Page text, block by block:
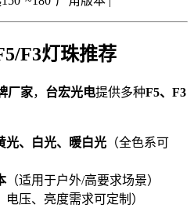
F3灯珠推荐
厂家， 台宏光电提供多种F5、F3
光、白光、暖白光 （全色系可
（适用于户外/高要求场景）
电压、亮度需求可定制）